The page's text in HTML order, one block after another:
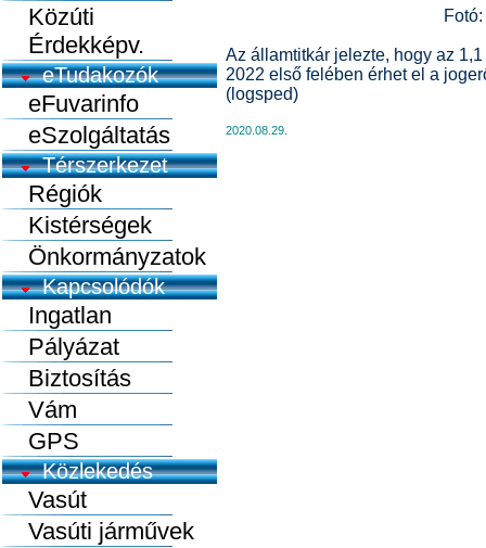
Közúti
Érdekképv.
eTudakozók
eFuvarinfo
eSzolgáltatás
Térszerkezet
Régiók
Kistérségek
Önkormányzatok
Kapcsolódók
Ingatlan
Pályázat
Biztosítás
Vám
GPS
Közlekedés
Vasút
Vasúti járművek
Az államtitkár jelezte, hogy az
2022 első felében érhet el a
(logsped)
2020.08.29.